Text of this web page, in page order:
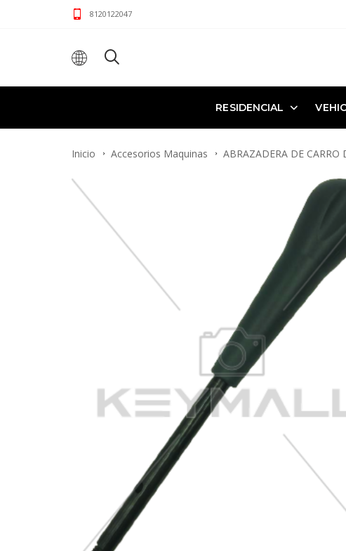
8120122047
RESIDENCIAL
Inicio Accesorios Maquinas ABRAZADERA DE CARRO